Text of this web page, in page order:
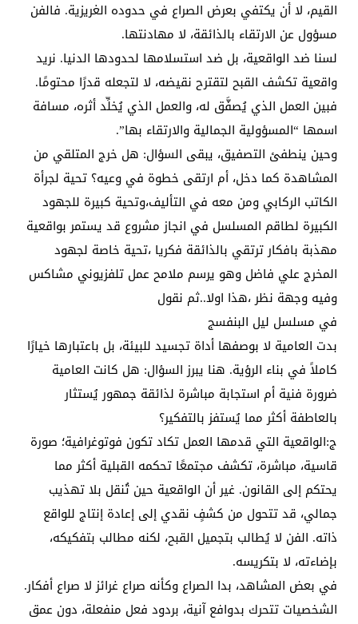
القيم، لا أن يكتفي بعرض الصراع في حدوده الغريزية. فالفن
مسؤول عن الارتقاء بالذائقة، لا مهادنتها.
لسنا ضد الواقعية، بل ضد استسلامها لحدودها الدنيا. نريد
واقعية تكشف القبح لتقترح نقيضه، لا لتجعله قدرًا محتومًا.
فبين العمل الذي يُصفَّق له، والعمل الذي يُخلِّد أثره، مسافة
اسمها “المسؤولية الجمالية والارتقاء بها”.
وحين ينطفئ التصفيق، يبقى السؤال: هل خرج المتلقي من
المشاهدة كما دخل، أم ارتقى خطوة في وعيه؟ تحية لجرأة
الكاتب الركابي ومن معه في التأليف،وتحية كبيرة للجهود
الكبيرة لطاقم المسلسل في انجاز مشروع قد يستمر بواقعية
مهذبة بافكار ترتقي بالذائقة فكريا ،تحية خاصة لجهود
المخرج علي فاضل وهو يرسم ملامح عمل تلفزيوني مشاكس
وفيه وجهة نظر ،هذا اولا..ثم نقول
في مسلسل ليل البنفسج
بدت العامية لا بوصفها أداة تجسيد للبيئة، بل باعتبارها خيارًا
كاملاً في بناء الرؤية. هنا يبرز السؤال: هل كانت العامية
ضرورة فنية أم استجابة مباشرة لذائقة جمهور يُستثار
بالعاطفة أكثر مما يُستفز بالتفكير؟
ج:الواقعية التي قدمها العمل تكاد تكون فوتوغرافية؛ صورة
قاسية، مباشرة، تكشف مجتمعًا تحكمه القبلية أكثر مما
يحتكم إلى القانون. غير أن الواقعية حين تُنقل بلا تهذيب
جمالي، قد تتحول من كشفٍ نقدي إلى إعادة إنتاج للواقع
ذاته. الفن لا يُطالب بتجميل القبح، لكنه مطالب بتفكيكه،
بإضاءته، لا بتكريسه.
في بعض المشاهد، بدا الصراع وكأنه صراع غرائز لا صراع أفكار.
الشخصيات تتحرك بدوافع آنية، بردود فعل منفعلة، دون عمق